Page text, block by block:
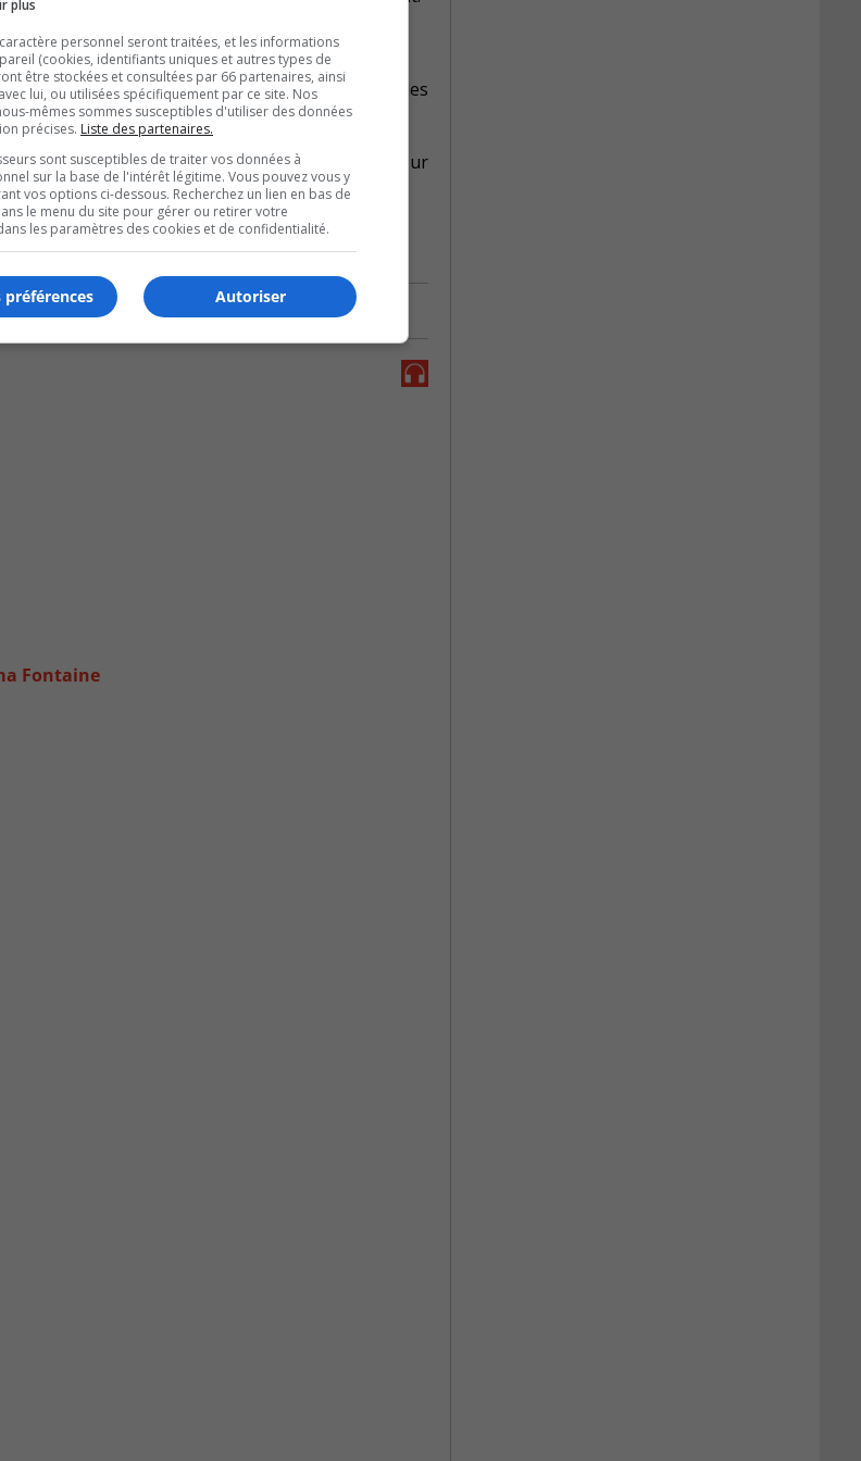
pour sa part, assurer l’achat et la distribution des
Galantai, mais les prévisions budgétaires pour
Fontaine
plus
personnel seront traitées, et les informations
(cookies, identifiants uniques et autres types de
être stockées et consultées par 66 partenaires, ainsi
lui, ou utilisées spécifiquement par ce site. Nos
mêmes sommes susceptibles d'utiliser des données
précises. Liste des partenaires.
sont susceptibles de traiter vos données à
sur la base de l'intérêt légitime. Vous pouvez vous y
vos options ci-dessous. Recherchez un lien en bas de
le menu du site pour gérer ou retirer votre
les paramètres des cookies et de confidentialité.
Autoriser
préférences